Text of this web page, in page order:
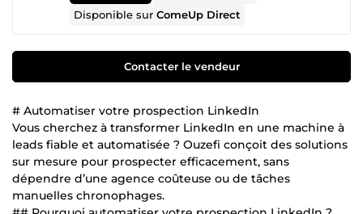
Disponible surComeUp Direct
Contacter le vendeur
# Automatiser votre prospection LinkedIn
Vous cherchez à transformer LinkedIn en une machine à
leads fiable et automatisée ? Ouzefi conçoit des solutions
sur mesure pour prospecter efficacement, sans
dépendre d’une agence coûteuse ou de tâches
manuelles chronophages.